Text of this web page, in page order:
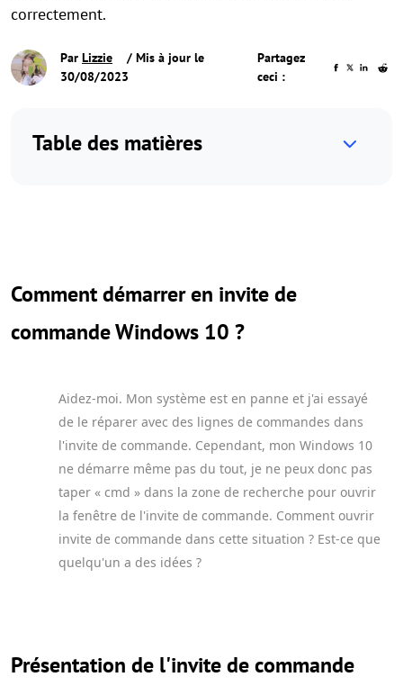
correctement.
Par Lizzie
/ Mis à jour le
30/08/2023
Partagez
ceci :
Table des matières
Comment démarrer en invite de
commande Windows 10 ?
Aidez-moi. Mon système est en panne et j'ai essayé
de le réparer avec des lignes de commandes dans
l'invite de commande. Cependant, mon Windows 10
ne démarre même pas du tout, je ne peux donc pas
taper « cmd » dans la zone de recherche pour ouvrir
la fenêtre de l'invite de commande. Comment ouvrir
invite de commande dans cette situation ? Est-ce que
quelqu'un a des idées ?
Présentation de l'invite de commande